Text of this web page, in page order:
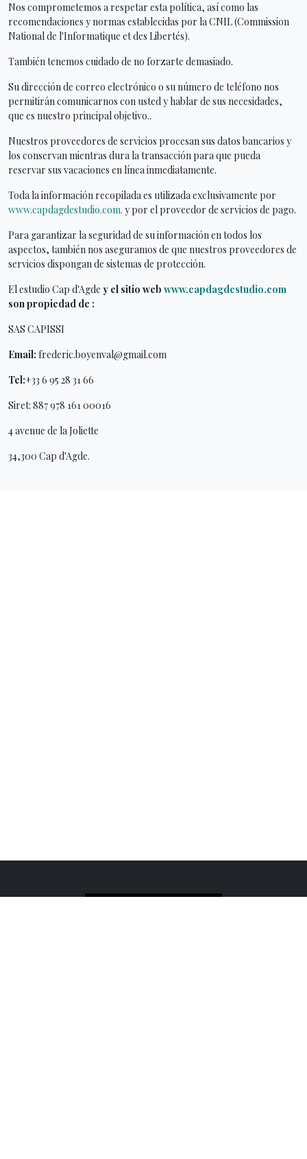
Nos comprometemos a respetar esta política, así como las
recomendaciones y normas establecidas por la CNIL (Commission
National de l'Informatique et des Libertés).
También tenemos cuidado de no forzarte demasiado.
Su dirección de correo electrónico o su número de teléfono nos
permitirán comunicarnos con usted y hablar de sus necesidades,
que es nuestro principal objetivo..
Nuestros proveedores de servicios procesan sus datos bancarios y
los conservan mientras dura la transacción para que pueda
reservar sus vacaciones en línea inmediatamente.
Toda la información recopilada es utilizada exclusivamente por
www.capdagdestudio.com. y por el proveedor de servicios de pago.
Para garantizar la seguridad de su información en todos los
aspectos, también nos aseguramos de que nuestros proveedores de
servicios dispongan de sistemas de protección.
El estudio Cap d'Agde y el sitio web www.capdagdestudio.com
son propiedad de :
SAS CAPISSI
Email: frederic.boyenval@gmail.com
Tel:+33 6 95 28 31 66
Siret: 887 978 161 00016
4 avenue de la Joliette
34,300 Cap d'Agde.